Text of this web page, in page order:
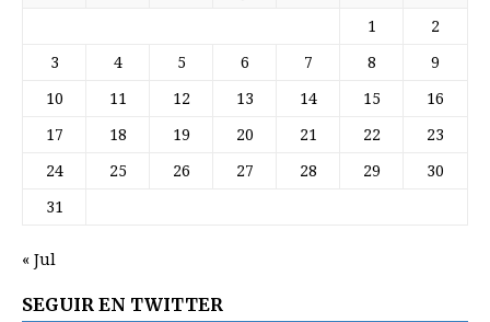
1 2
3 4 5 6 7 8 9
10 11 12 13 14 15 16
17 18 19 20 21 22 23
24 25 26 27 28 29 30
31
« Jul
SEGUIR EN TWITTER